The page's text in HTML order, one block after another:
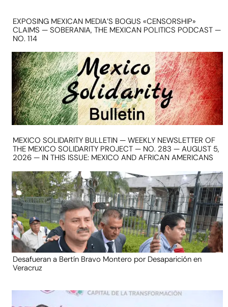
EXPOSING MEXICAN MEDIA’S BOGUS «CENSORSHIP»
CLAIMS — SOBERANIA, THE MEXICAN POLITICS PODCAST —
NO. 114
MEXICO SOLIDARITY BULLETIN — WEEKLY NEWSLETTER OF
THE MEXICO SOLIDARITY PROJECT — NO. 283 — AUGUST 5,
2026 — IN THIS ISSUE: MEXICO AND AFRICAN AMERICANS
Desafueran a Bertín Bravo Montero por Desaparición en
Veracruz